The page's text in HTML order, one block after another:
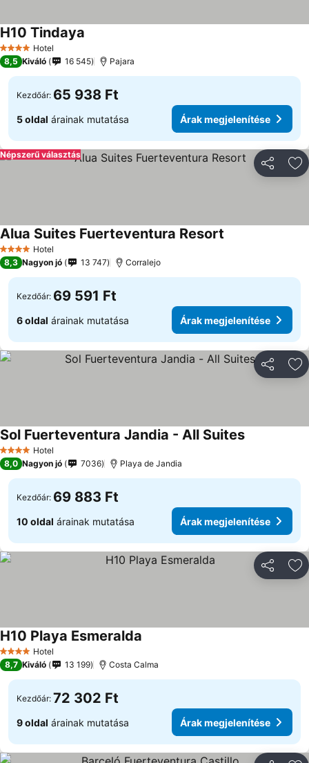
4 KategóriaHotel
H10 Tindaya
8,5 Kiváló 16 545 Pajara
Kezdőár: 65 938 Ft
5 oldal árainak mutatása Árak megjelenítése
Népszerű választás
4 KategóriaHotel
Alua Suites Fuerteventura Resort
8,3 Nagyon jó 13 747 Corralejo
Kezdőár: 69 591 Ft
6 oldal árainak mutatása Árak megjelenítése
4 KategóriaHotel
Sol Fuerteventura Jandia - All Suites
8,0 Nagyon jó 7036 Playa de Jandia
Kezdőár: 69 883 Ft
10 oldal árainak mutatása Árak megjelenítése
4 KategóriaHotel
H10 Playa Esmeralda
8,7 Kiváló 13 199 Costa Calma
Kezdőár: 72 302 Ft
9 oldal árainak mutatása Árak megjelenítése